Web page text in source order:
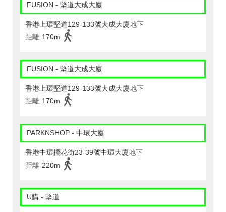
FUSION - 堅道大成大廈
香港上環堅道129-133號大成大廈地下
距離 170m
FUSION - 堅道大成大廈
香港上環堅道129-133號大成大廈地下
距離 170m
PARKNSHOP - 中環大廈
香港中環擺花街23-39號中環大廈地下
距離 220m
U購 - 堅道